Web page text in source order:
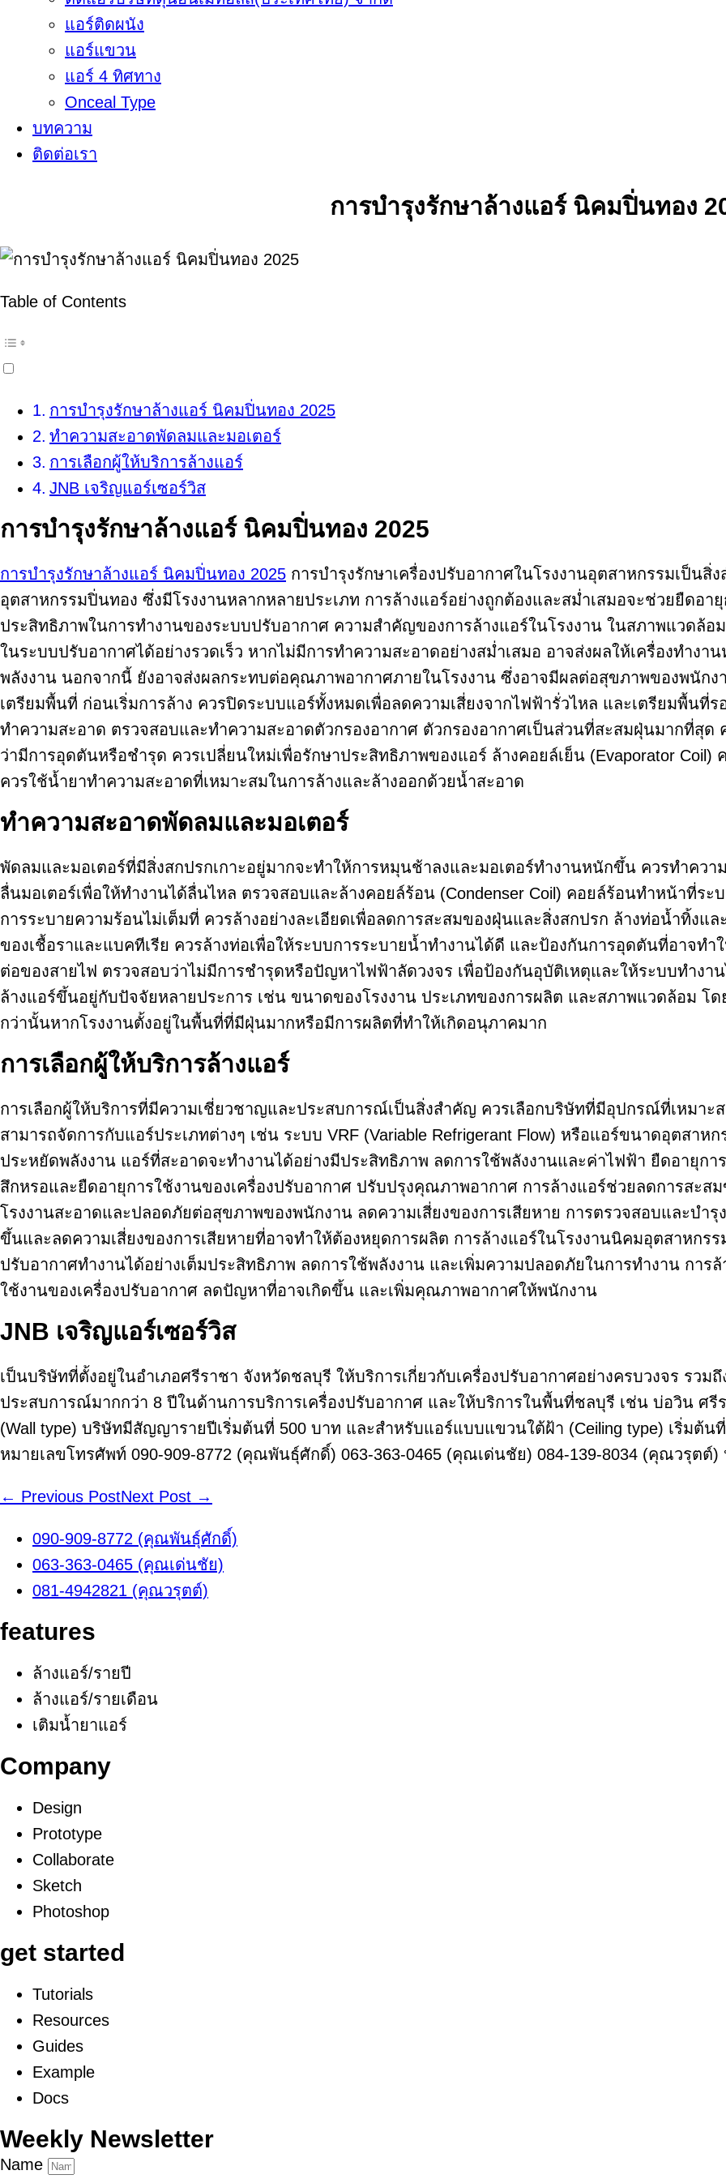
แอร์ติดผนัง
แอร์แขวน
แอร์ 4 ทิศทาง
Onceal Type
บทความ
ติดต่อเรา
การบำรุงรักษาล้างแอร์ นิคมปิ่นทอง
Table of Contents
การบำรุงรักษาล้างแอร์ นิคมปิ่นทอง 2025
ทำความสะอาดพัดลมและมอเตอร์
การเลือกผู้ให้บริการล้างแอร์
JNB เจริญแอร์เซอร์วิส
การบำรุงรักษาล้างแอร์ นิคมปิ่นทอง 2025
การบำรุงรักษาล้างแอร์ นิคมปิ่นทอง 2025 การบำรุงรักษาเครื่องปรับอากาศในโรงงานอุตสาหกรรมเป็น
อุตสาหกรรมปิ่นทอง ซึ่งมีโรงงานหลากหลายประเภท การล้างแอร์อย่างถูกต้องและสม่ำเสมอจะช่วยยืดอา
ประสิทธิภาพในการทำงานของระบบปรับอากาศ ความสำคัญของการล้างแอร์ในโรงงาน ในสภาพแวดล้อ
ในระบบปรับอากาศได้อย่างรวดเร็ว หากไม่มีการทำความสะอาดอย่างสม่ำเสมอ อาจส่งผลให้เครื่องทำง
พลังงาน นอกจากนี้ ยังอาจส่งผลกระทบต่อคุณภาพอากาศภายในโรงงาน ซึ่งอาจมีผลต่อสุขภาพของพนัก
เตรียมพื้นที่ ก่อนเริ่มการล้าง ควรปิดระบบแอร์ทั้งหมดเพื่อลดความเสี่ยงจากไฟฟ้ารั่วไหล และเตรียมพื้นที่ร
ทำความสะอาด ตรวจสอบและทำความสะอาดตัวกรองอากาศ ตัวกรองอากาศเป็นส่วนที่สะสมฝุ่นมากที่สุ
ว่ามีการอุดตันหรือชำรุด ควรเปลี่ยนใหม่เพื่อรักษาประสิทธิภาพของแอร์ ล้างคอยล์เย็น (Evaporator
ควรใช้น้ำยาทำความสะอาดที่เหมาะสมในการล้างและล้างออกด้วยน้ำสะอาด
ทำความสะอาดพัดลมและมอเตอร์
พัดลมและมอเตอร์ที่มีสิ่งสกปรกเกาะอยู่มากจะทำให้การหมุนช้าลงและมอเตอร์ทำงานหนักขึ้น ควรทำคว
ลื่นมอเตอร์เพื่อให้ทำงานได้ลื่นไหล ตรวจสอบและล้างคอยล์ร้อน (Condenser Coil) คอยล์ร้อนทำหน้าที่ร
การระบายความร้อนไม่เต็มที่ ควรล้างอย่างละเอียดเพื่อลดการสะสมของฝุ่นและสิ่งสกปรก ล้างท่อน้ำทิ้ง
ของเชื้อราและแบคทีเรีย ควรล้างท่อเพื่อให้ระบบการระบายน้ำทำงานได้ดี และป้องกันการอุดตันที่อาจท
ต่อของสายไฟ ตรวจสอบว่าไม่มีการชำรุดหรือปัญหาไฟฟ้าลัดวงจร เพื่อป้องกันอุบัติเหตุและให้ระบบทำงา
ล้างแอร์ขึ้นอยู่กับปัจจัยหลายประการ เช่น ขนาดของโรงงาน ประเภทของการผลิต และสภาพแวดล้อม โ
กว่านั้นหากโรงงานตั้งอยู่ในพื้นที่ที่มีฝุ่นมากหรือมีการผลิตที่ทำให้เกิดอนุภาคมาก
การเลือกผู้ให้บริการล้างแอร์
การเลือกผู้ให้บริการที่มีความเชี่ยวชาญและประสบการณ์เป็นสิ่งสำคัญ ควรเลือกบริษัทที่มีอุปกรณ์ที่เหมา
สามารถจัดการกับแอร์ประเภทต่างๆ เช่น ระบบ VRF (Variable Refrigerant Flow) หรือแอร์ขนาดอุตสาห
ประหยัดพลังงาน แอร์ที่สะอาดจะทำงานได้อย่างมีประสิทธิภาพ ลดการใช้พลังงานและค่าไฟฟ้า ยืดอายุกา
สึกหรอและยืดอายุการใช้งานของเครื่องปรับอากาศ ปรับปรุงคุณภาพอากาศ การล้างแอร์ช่วยลดการสะส
โรงงานสะอาดและปลอดภัยต่อสุขภาพของพนักงาน ลดความเสี่ยงของการเสียหาย การตรวจสอบและบำ
ขึ้นและลดความเสี่ยงของการเสียหายที่อาจทำให้ต้องหยุดการผลิต การล้างแอร์ในโรงงานนิคมอุตสาหก
ปรับอากาศทำงานได้อย่างเต็มประสิทธิภาพ ลดการใช้พลังงาน และเพิ่มความปลอดภัยในการทำงาน การ
ใช้งานของเครื่องปรับอากาศ ลดปัญหาที่อาจเกิดขึ้น และเพิ่มคุณภาพอากาศให้พนักงาน
JNB เจริญแอร์เซอร์วิส
เป็นบริษัทที่ตั้งอยู่ในอำเภอศรีราชา จังหวัดชลบุรี ให้บริการเกี่ยวกับเครื่องปรับอากาศอย่างครบวงจร รว
ประสบการณ์มากกว่า 8 ปีในด้านการบริการเครื่องปรับอากาศ และให้บริการในพื้นที่ชลบุรี เช่น บ่อวิน ศ
(Wall type) บริษัทมีสัญญารายปีเริ่มต้นที่ 500 บาท และสำหรับแอร์แบบแขวนใต้ฝ้า (Ceiling type) เริ่มต้
หมายเลขโทรศัพท์ 090-909-8772 (คุณพันธุ์ศักดิ์) 063-363-0465 (คุณเด่นชัย) 084-139-8034 (คุณวรุตต์
Post
← Previous PostNext Post →
090-909-8772 (คุณพันธุ์ศักดิ์)
063-363-0465 (คุณเด่นชัย)
081-4942821 (คุณวรุตต์)
features
ล้างแอร์/รายปี
ล้างแอร์/รายเดือน
เติมน้ำยาแอร์
Company
Design
Prototype
Collaborate
Sketch
Photoshop
get started
Tutorials
Resources
Guides
Example
Docs
Weekly Newsletter
Name